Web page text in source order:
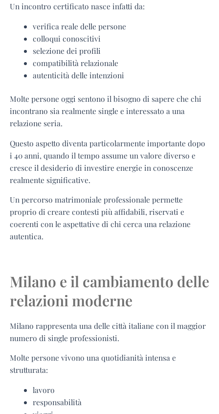
Un incontro certificato nasce infatti da:
verifica reale delle persone
colloqui conoscitivi
selezione dei profili
compatibilità relazionale
autenticità delle intenzioni
Molte persone oggi sentono il bisogno di sapere che chi
incontrano sia realmente single e interessato a una
relazione seria.
Questo aspetto diventa particolarmente importante dopo
i 40 anni, quando il tempo assume un valore diverso e
cresce il desiderio di investire energie in conoscenze
realmente significative.
Un percorso matrimoniale professionale permette
proprio di creare contesti più affidabili, riservati e
coerenti con le aspettative di chi cerca una relazione
autentica.
Milano e il cambiamento delle
relazioni moderne
Milano rappresenta una delle città italiane con il maggior
numero di single professionisti.
Molte persone vivono una quotidianità intensa e
strutturata:
lavoro
responsabilità